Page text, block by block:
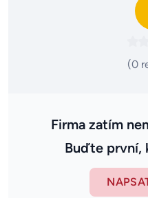
(0
Firma zatím
Buďte první,